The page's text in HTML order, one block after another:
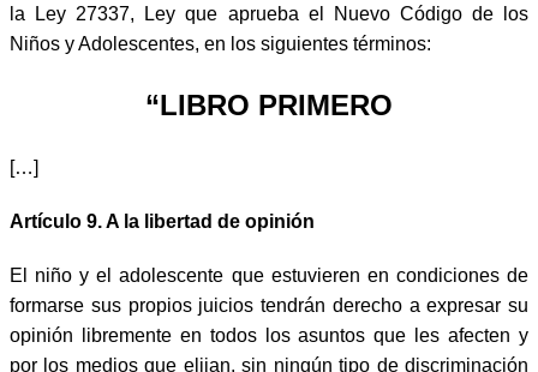
la Ley 27337, Ley que aprueba el Nuevo Código de los
Niños y Adolescentes, en los siguientes términos:
“LIBRO PRIMERO
[…]
Artículo 9. A la libertad de opinión
El niño y el adolescente que estuvieren en condiciones de
formarse sus propios juicios tendrán derecho a expresar su
opinión libremente en todos los asuntos que les afecten y
por los medios que elijan, sin ningún tipo de discriminación